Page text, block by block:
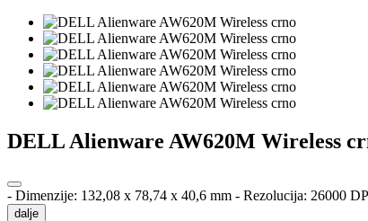
DELL Alienware AW620M Wireless
- Dimenzije: 132,08 x 78,74 x 40,6 mm - Rezolucija: 26000
dalje